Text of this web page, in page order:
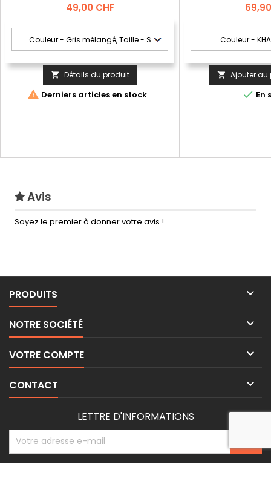
Prix
49,00 CHF
 Détails du produit
 Derniers articles en stock
Prix
 Ajouter au
 En
Avis
Soyez le premier à donner votre avis !
PRODUITS 
NOTRE SOCIÉTÉ 
VOTRE COMPTE 
CONTACT 
LETTRE D'INFORMATIONS